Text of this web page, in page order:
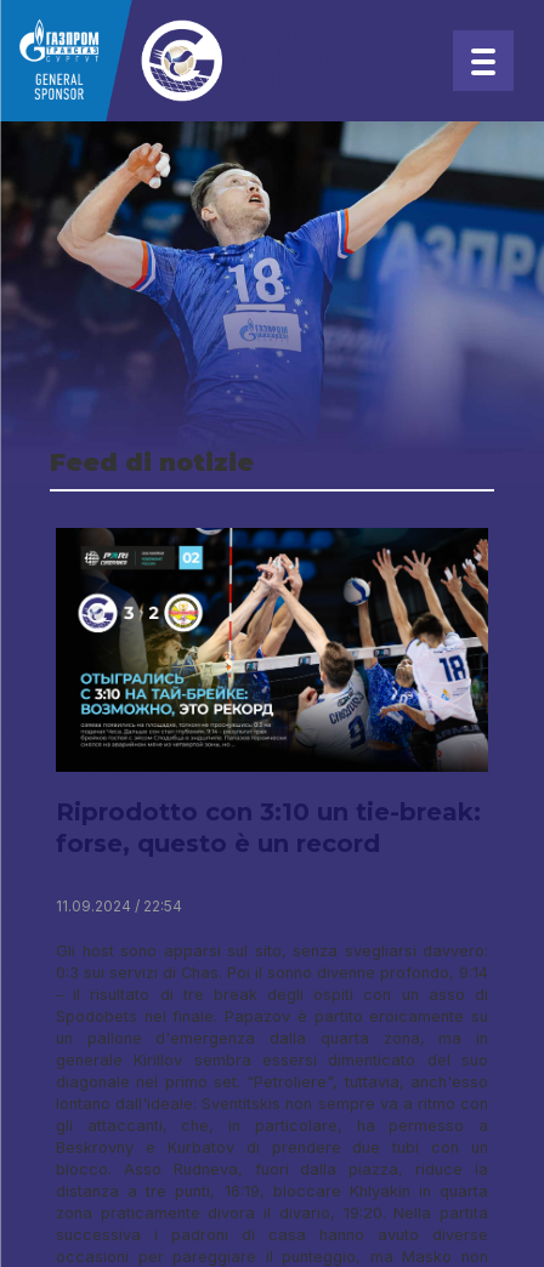
Feed di notizie
Riprodotto con 3:10 un tie-break:
forse, questo è un record
11.09.2024 / 22:54
Gli host sono apparsi sul sito, senza svegliarsi davvero:
0:3 sui servizi di Chas. Poi il sonno divenne profondo, 9:14
– il risultato di tre break degli ospiti con un asso di
Spodobets nel finale. Papazov è partito eroicamente su
un pallone d'emergenza dalla quarta zona, ma in
generale Kirillov sembra essersi dimenticato del suo
diagonale nel primo set. "Petroliere", tuttavia, anch'esso
lontano dall'ideale: Sventitskis non sempre va a ritmo con
gli attaccanti, che, in particolare, ha permesso a
Beskrovny e Kurbatov di prendere due tubi con un
blocco. Asso Rudneva, fuori dalla piazza, riduce la
distanza a tre punti, 16:19, bloccare Khlyakin in quarta
zona praticamente divora il divario, 19:20. Nella partita
successiva i padroni di casa hanno avuto diverse
occasioni per pareggiare il punteggio, ma Masko non